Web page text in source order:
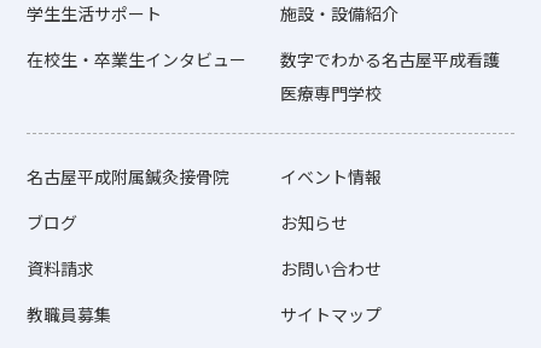
学生生活サポート
施設・設備紹介
在校生・卒業生インタビュー
数字でわかる名古屋平成看護
医療専門学校
名古屋平成附属鍼灸接骨院
イベント情報
ブログ
お知らせ
資料請求
お問い合わせ
教職員募集
サイトマップ